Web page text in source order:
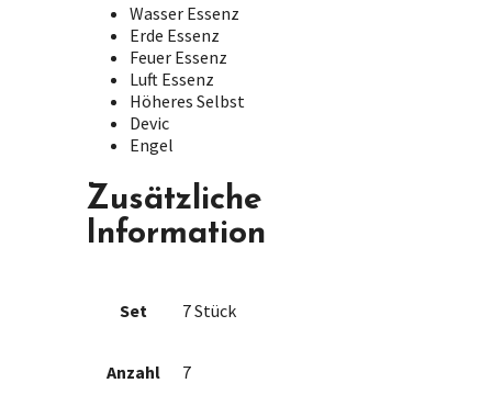
Wasser Essenz
Erde Essenz
Feuer Essenz
Luft Essenz
Höheres Selbst
Devic
Engel
Zusätzliche
Information
Set 7 Stück
Anzahl 7